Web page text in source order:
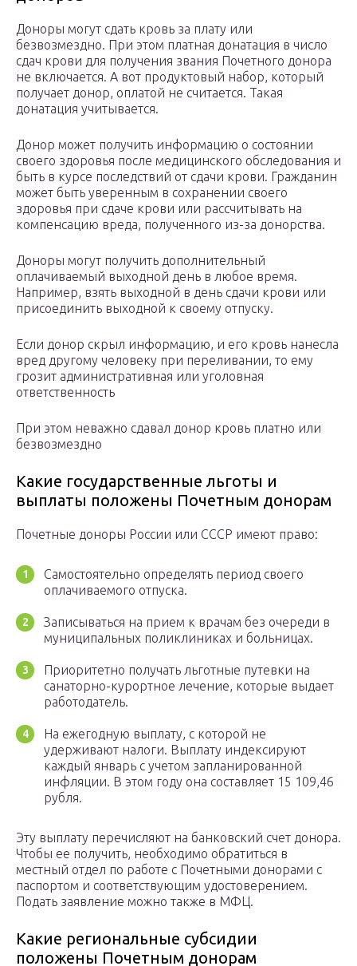
Доноры могут сдать кровь за плату или
безвозмездно. При этом платная донатация в число
сдач крови для получения звания Почетного донора
не включается. А вот продуктовый набор, который
получает донор, оплатой не считается. Такая
донатация учитывается.
Донор может получить информацию о состоянии
своего здоровья после медицинского обследования и
быть в курсе последствий от сдачи крови. Гражданин
может быть уверенным в сохранении своего
здоровья при сдаче крови или рассчитывать на
компенсацию вреда, полученного из-за донорства.
Доноры могут получить дополнительный
оплачиваемый выходной день в любое время.
Например, взять выходной в день сдачи крови или
присоединить выходной к своему отпуску.
Если донор скрыл информацию, и его кровь нанесла
вред другому человеку при переливании, то ему
грозит административная или уголовная
ответственность
При этом неважно сдавал донор кровь платно или
безвозмездно
Какие государственные льготы и
выплаты положены Почетным донорам
Почетные доноры России или СССР имеют право:
Самостоятельно определять период своего
оплачиваемого отпуска.
Записываться на прием к врачам без очереди в
муниципальных поликлиниках и больницах.
Приоритетно получать льготные путевки на
санаторно-курортное лечение, которые выдает
работодатель.
На ежегодную выплату, с которой не
удерживают налоги. Выплату индексируют
каждый январь с учетом запланированной
инфляции. В этом году она составляет 15 109,46
рубля.
Эту выплату перечисляют на банковский счет донора.
Чтобы ее получить, необходимо обратиться в
местный отдел по работе с Почетными донорами с
паспортом и соответствующим удостоверением.
Подать заявление можно также в МФЦ.
Какие региональные субсидии
положены Почетным донорам